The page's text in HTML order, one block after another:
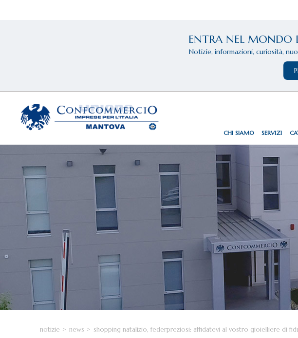
ENTRA NEL
Notizie, informazioni, curiosità,
CHI SIAMO SERVIZI
notizie > news > shopping natalizio, federpreziosi: affidatevi al vostro gioielliere di